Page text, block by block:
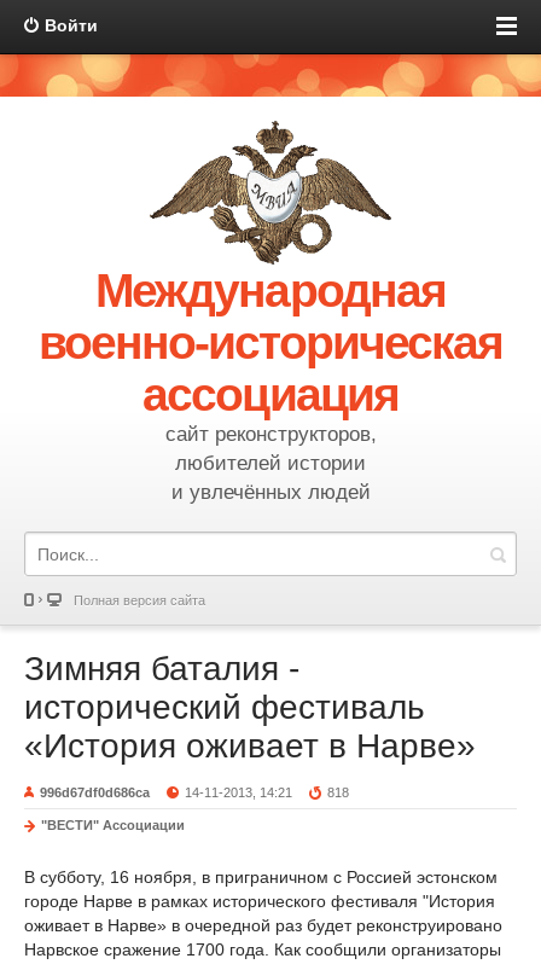
Войти
Международная
военно-историческая
ассоциация
сайт реконструкторов,
любителей истории
и увлечённых людей
Полная версия сайта
Зимняя баталия -
исторический фестиваль
«История оживает в Нарве»
996d67df0d686ca 14-11-2013, 14:21 818
"ВЕСТИ" Ассоциации
В субботу, 16 ноября, в приграничном с Россией эстонском
городе Нарве в рамках исторического фестиваля "История
оживает в Нарве» в очередной раз будет реконструировано
Нарвское сражение 1700 года. Как сообщили организаторы